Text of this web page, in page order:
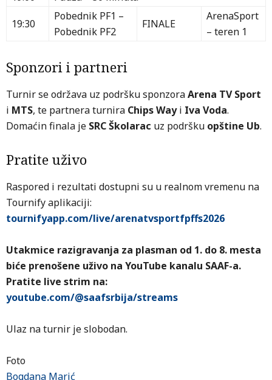
19:30
Pobednik PF1 –
Pobednik PF2
FINALE
ArenaSport
– teren 1
Sponzori i partneri
Turnir se održava uz podršku sponzoraArena TV Sport
i MTS, te partnera turnira Chips Wayi Iva Voda.
Domaćin finala je SRC Školarac uz podršku opštine Ub.
Pratite uživo
Raspored i rezultati dostupni su u realnom vremenu na
Tournify aplikaciji:
tournifyapp.com/live/arenatvsportfpffs2026
Utakmice razigravanja za plasman od 1. do 8. mesta
biće prenošene uživo na YouTube kanalu SAAF-a.
Pratite live strim na:
youtube.com/@saafsrbija/streams
Ulaz na turnir je slobodan.
Foto
Bogdana Marić